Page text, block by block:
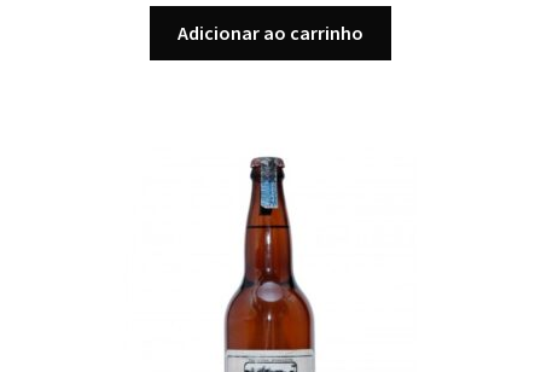
Adicionar ao carrinho